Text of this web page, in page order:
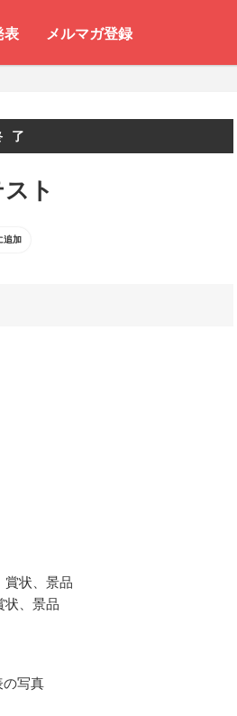
表 メルマガ登録
了
ト
追加
状、景品
、景品
の写真